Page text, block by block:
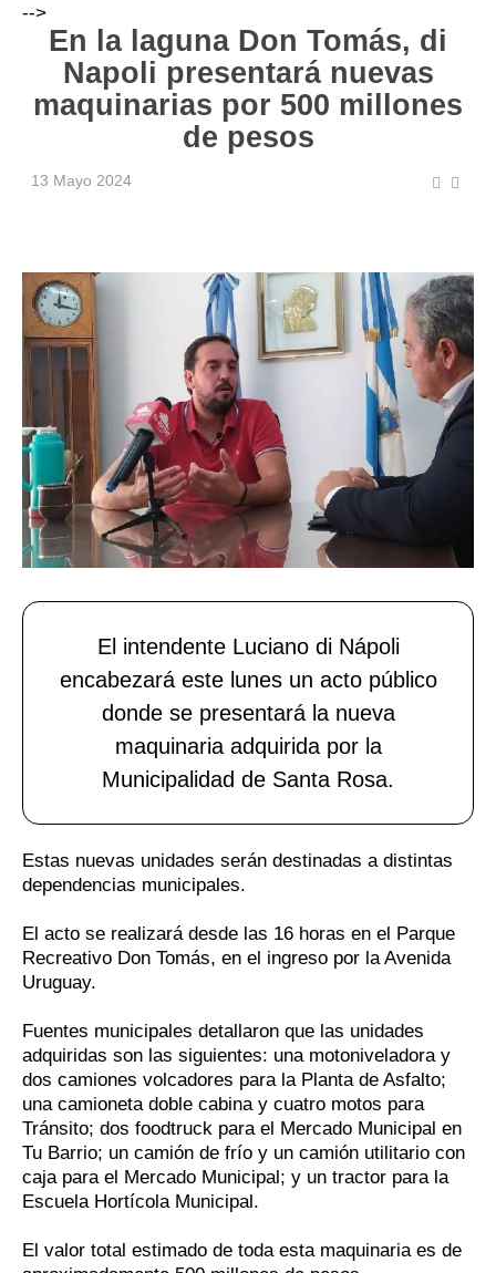
-->
En la laguna Don Tomás, di
Napoli presentará nuevas
maquinarias por 500 millones
de pesos
13 Mayo 2024
El intendente Luciano di Nápoli
encabezará este lunes un acto público
donde se presentará la nueva
maquinaria adquirida por la
Municipalidad de Santa Rosa.
Estas nuevas unidades serán destinadas a distintas
dependencias municipales.
El acto se realizará desde las 16 horas en el Parque
Recreativo Don Tomás, en el ingreso por la Avenida
Uruguay.
Fuentes municipales detallaron que las unidades
adquiridas son las siguientes: una motoniveladora y
dos camiones volcadores para la Planta de Asfalto;
una camioneta doble cabina y cuatro motos para
Tránsito; dos foodtruck para el Mercado Municipal en
Tu Barrio; un camión de frío y un camión utilitario con
caja para el Mercado Municipal; y un tractor para la
Escuela Hortícola Municipal.
El valor total estimado de toda esta maquinaria es de